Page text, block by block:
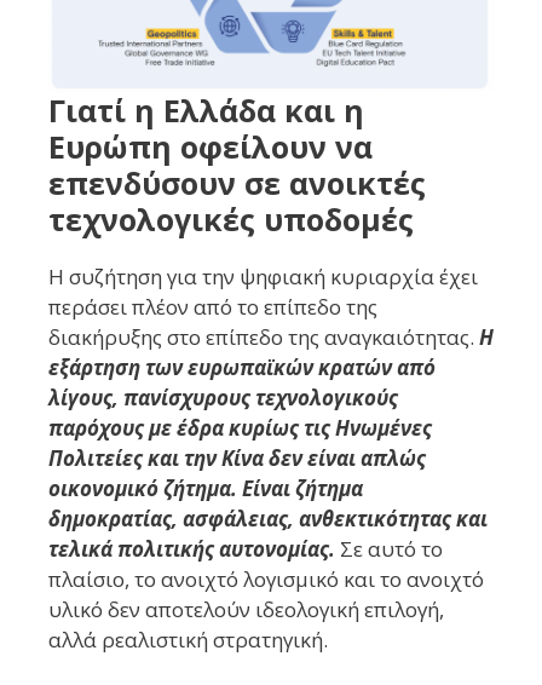
Γιατί η Ελλάδα και η
Ευρώπη οφείλουν να
επενδύσουν σε ανοικτές
τεχνολογικές υποδομές
Η συζήτηση για την ψηφιακή κυριαρχία έχει
περάσει πλέον από το επίπεδο της
διακήρυξης στο επίπεδο της αναγκαιότητας. Η
εξάρτηση των ευρωπαϊκών κρατών από
λίγους, πανίσχυρους τεχνολογικούς
παρόχους με έδρα κυρίως τις Ηνωμένες
Πολιτείες και την Κίνα δεν είναι απλώς
οικονομικό ζήτημα. Είναι ζήτημα
δημοκρατίας, ασφάλειας, ανθεκτικότητας και
τελικά πολιτικής αυτονομίας. Σε αυτό το
πλαίσιο, το ανοιχτό λογισμικό και το ανοιχτό
υλικό δεν αποτελούν ιδεολογική επιλογή,
αλλά ρεαλιστική στρατηγική.